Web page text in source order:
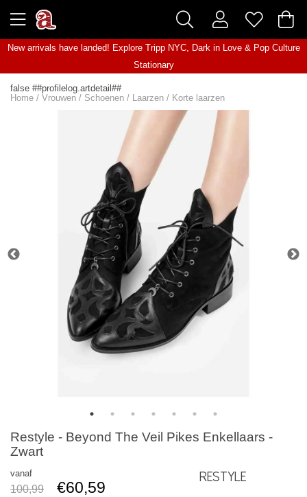
New arrivals have landed! Explore Tripp NYC, Dark in Love& Pop Culture
Stationary
false ##profilelog.artdetail##
Home / Vrouwen / Schoenen / Laarzen / Korte laarzen
Restyle - Beyond The Veil Pikes Enkellaars -
Zwart
vanaf
100,99 €60,59
Restyle